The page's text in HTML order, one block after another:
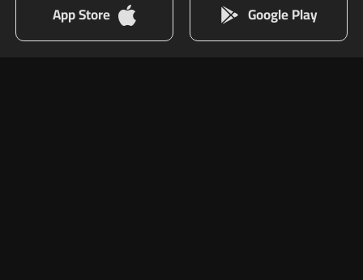
Google Play
App Store